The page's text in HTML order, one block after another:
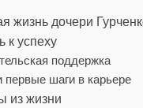
жизнь дочери
к успеху
поддержка
первые шаги в карьере
из жизни